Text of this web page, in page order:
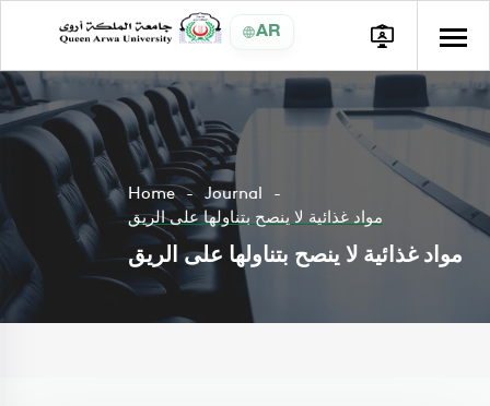
AR
Home
Journal
مواد غذائية لا ينصح بتناولها على الريق
مواد غذائية لا ينصح بتناولها على الريق